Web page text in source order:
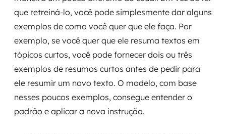
que retreiná-lo, você pode simplesmente dar alguns
exemplos de como você quer que ele faça. Por
exemplo, se você quer que ele resuma textos em
tópicos curtos, você pode fornecer dois ou três
exemplos de resumos curtos antes de pedir para
ele resumir um novo texto. O modelo, com base
nesses poucos exemplos, consegue entender o
padrão e aplicar a nova instrução.